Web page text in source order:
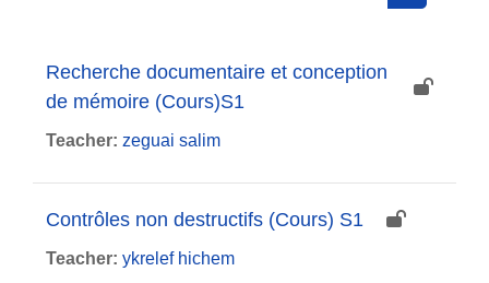
Recherche documentaire et conception
de mémoire (Cours)S1
Teacher: zeguai salim
Contrôles non destructifs (Cours) S1
Teacher: ykrelef hichem